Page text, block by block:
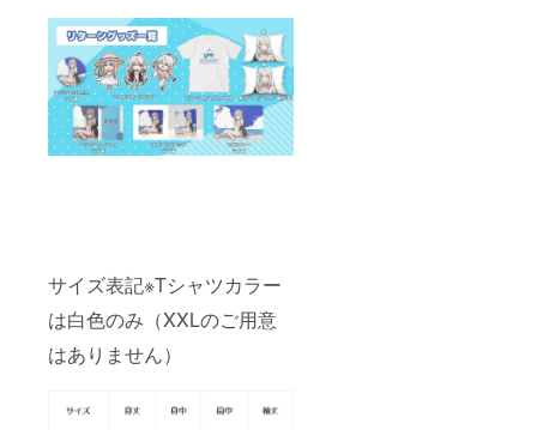
サイズ表記※Tシャツカラー
は白色のみ（XXLのご用意
はありません）